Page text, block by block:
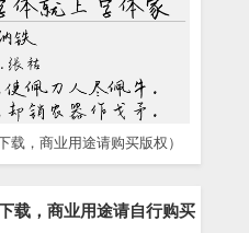
载，商业用途请购买版权）
载，商业用途请自行购买